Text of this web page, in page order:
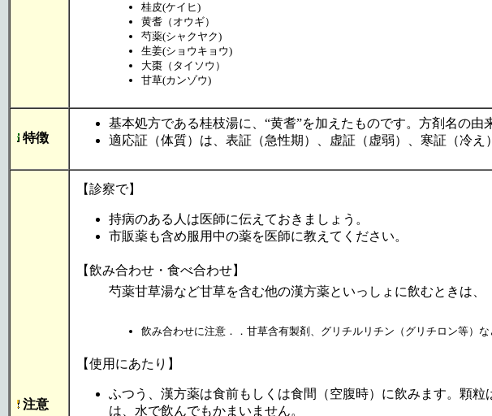
桂皮(ケイヒ)
黄耆（オウギ）
芍薬(シャクヤク)
生姜(ショウキョウ)
大棗（タイソウ）
甘草(カンゾウ)
特徴
基本処方である桂枝湯に、“黄耆”を加えたものです。方剤名の由
適応証（体質）は、表証（急性期）、虚証（虚弱）、寒証（冷
注意
【診察で】
持病のある人は医師に伝えておきましょう。
市販薬も含め服用中の薬を医師に教えてください。
【飲み合わせ・食べ合わせ】
芍薬甘草湯など甘草を含む他の漢方薬といっしょに飲むときは、
飲み合わせに注意．．甘草含有製剤、グリチルリチン（グリチロン等）な
【使用にあたり】
ふつう、漢方薬は食前もしくは食間（空腹時）に飲みます。顆
は、水で飲んでもかまいません。